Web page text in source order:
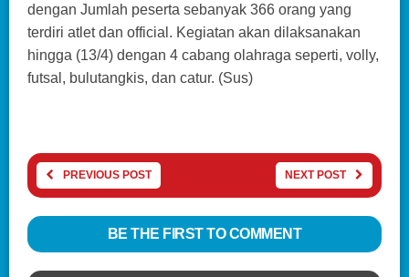
dengan Jumlah peserta sebanyak 366 orang yang
terdiri atlet dan official. Kegiatan akan dilaksanakan
hingga (13/4) dengan 4 cabang olahraga seperti, volly,
futsal, bulutangkis, dan catur. (Sus)
PREVIOUS POST NEXT POST
BE THE FIRST TO COMMENT